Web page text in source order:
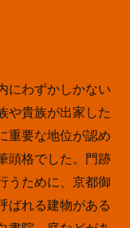
にわずかしかない
や貴族が出家した
重要な地位が認め
頭格でした。門跡
うために、京都御
ばれる建物がある